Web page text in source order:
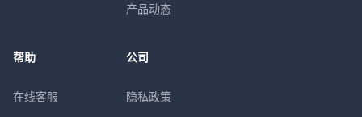
产品动态
帮助
在线客服
公司
隐私政策